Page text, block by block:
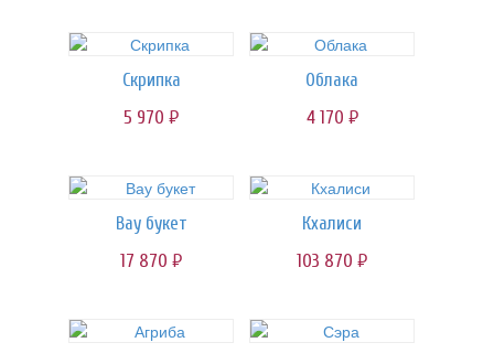
Скрипка
5 970 руб.
Облака
4 170 руб.
Вау букет
17 870 руб.
Кхалиси
103 870 руб.